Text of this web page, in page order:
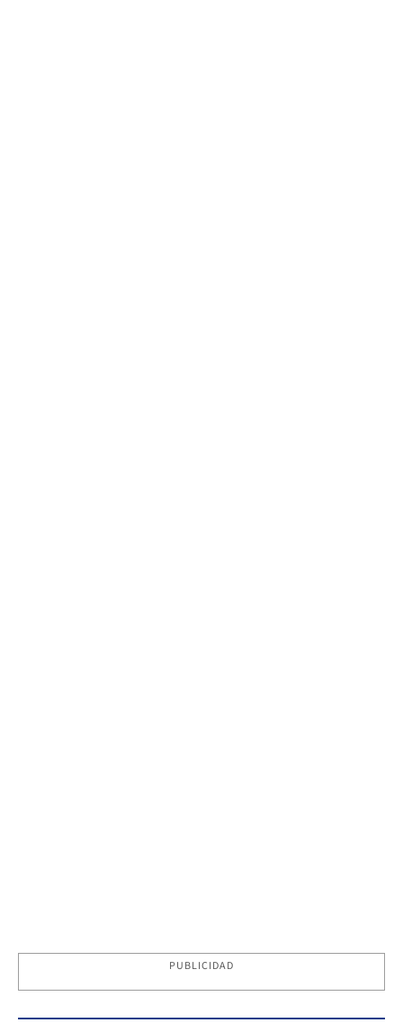
PUBLICIDAD